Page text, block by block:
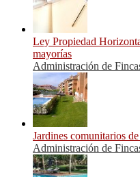
Ley Propiedad
mayorías
Administración de
Jardines comunitarios
Administración de